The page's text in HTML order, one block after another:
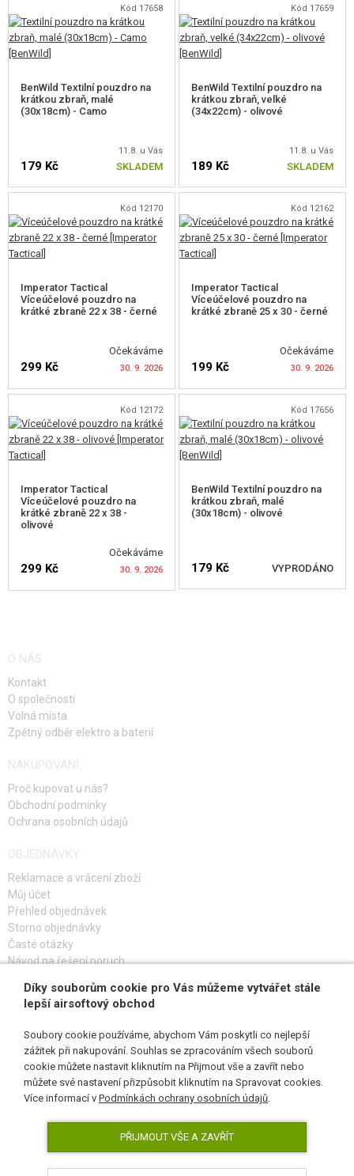
Kód 17658
BenWild Textilní pouzdro na
krátkou zbraň, malé
(30x18cm) - Camo
11.8. u Vás
179 Kč SKLADEM
Kód 17659
BenWild Textilní pouzdro na
krátkou zbraň, velké
(34x22cm) - olivové
11.8. u Vás
189 Kč SKLADEM
Kód 12170
Imperator Tactical
Víceúčelové pouzdro na
krátké zbraně 22 x 38 - černé
Očekáváme
299 Kč 30. 9. 2026
HLÍDAT DOSTUPNOST
Kód 12162
Imperator Tactical
Víceúčelové pouzdro na
krátké zbraně 25 x 30 - černé
Očekáváme
199 Kč 30. 9. 2026
HLÍDAT DOSTUPNOST
Kód 12172
Imperator Tactical
Víceúčelové pouzdro na
krátké zbraně 22 x 38 -
olivové
Očekáváme
299 Kč 30. 9. 2026
Kód 17656
BenWild Textilní pouzdro na
krátkou zbraň, malé
(30x18cm) - olivové
179 Kč VYPRODÁNO
O NÁS
Kontakt
O společnosti
Volná místa
Zpětný odběr elektro a baterií
NAKUPOVÁNÍ
Proč kupovat u nás?
Obchodní podmínky
Ochrana osobních údajů
OBJEDNÁVKY
Reklamace a vrácení zboží
Můj účet
Přehled objednávek
Storno objednávky
Časté otázky
Návod na řešení poruch
PŘIHLAŠ SE K ODBĚRU
SLEDUJ NÁS
Díky souborům cookie pro Vás můžeme vytvářet stále
lepší airsoftový obchod
Soubory cookie používáme, abychom Vám poskytli co nejlepší
zážitek při nakupování. Souhlas se zpracováním všech souborů
cookie můžete nastavit kliknutím na Přijmout vše a zavřít nebo
můžete své nastavení přizpůsobit kliknutím na Spravovat cookies.
Více informací v Podmínkách ochrany osobních údajů.
PŘIJMOUT VŠE A ZAVŘÍT